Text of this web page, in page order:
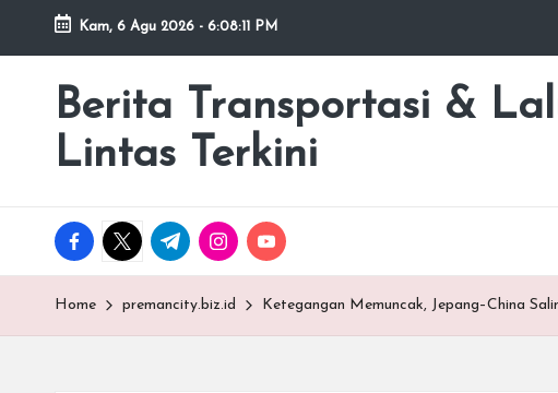
Skip
content
Kam, 6 Agu 2026 - 6:08:12 PM
Berita Transportasi &
Lintas Terkini
premancity.biz.id
facebook.com
twitter.com
t.me instagram.com
youtube.com
Home premancity.biz.id Ketegangan Memuncak, Jepang–China